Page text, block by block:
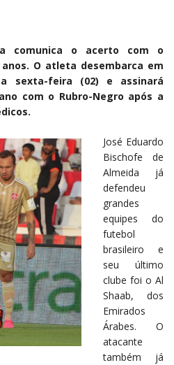
comunica o acerto com o
O atleta desembarca em
sexta-feira (02) e assinará
com o Rubro-Negro após a
José Eduardo
Bischofe de
Almeida já
defendeu
grandes
equipes do
futebol
brasileiro e
seu último
clube foi o Al
Shaab, dos
Emirados
Árabes. O
atacante
também já